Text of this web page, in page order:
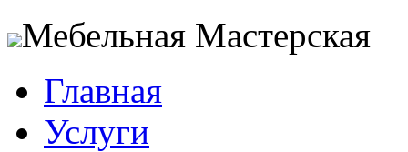
Мебельная Мастерская
Главная
Услуги